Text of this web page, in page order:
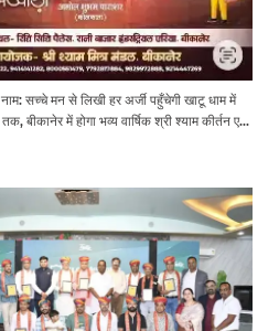
सच्चे मन से लिखी हर अर्जी पहुँचेगी खाटू धाम में
बीकानेर में होगा भव्य वार्षिक श्री श्याम कीर्तन एवं